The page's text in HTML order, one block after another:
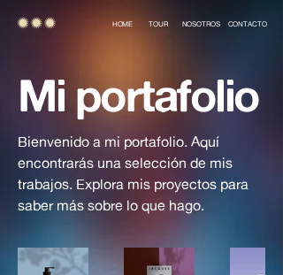
HOME TOUR NOSOTROS CONTACTO
Mi portafolio
Bienvenido a mi portafolio. Aquí
encontrarás una selección de mis
trabajos. Explora mis proyectos para
saber más sobre lo que hago.